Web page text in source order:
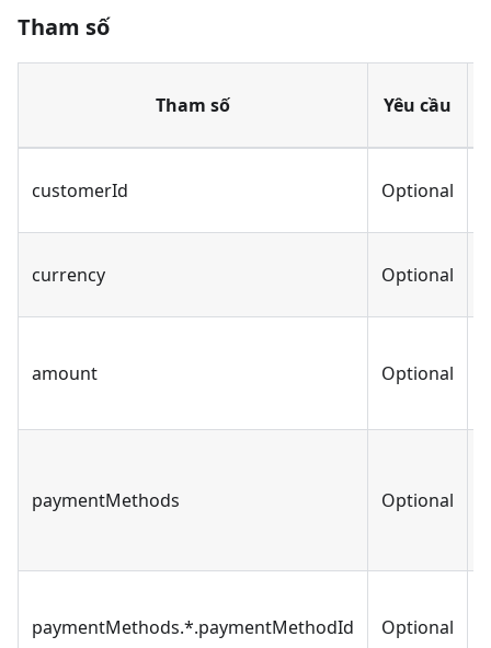
Tham số
Tham số Yêu cầu
customerId Optional
currency Optional
amount Optional
paymentMethods Optional
paymentMethods.*.paymentMethodId Optional